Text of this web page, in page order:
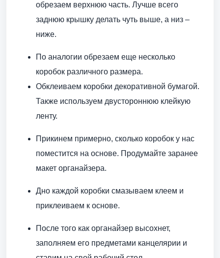
обрезаем верхнюю часть. Лучше всего
заднюю крышку делать чуть выше, а низ –
ниже.
По аналогии обрезаем еще несколько
коробок различного размера.
Обклеиваем коробки декоративной бумагой.
Также используем двустороннюю клейкую
ленту.
Прикинем примерно, сколько коробок у нас
поместится на основе. Продумайте заранее
макет органайзера.
Дно каждой коробки смазываем клеем и
приклеиваем к основе.
После того как органайзер высохнет,
заполняем его предметами канцелярии и